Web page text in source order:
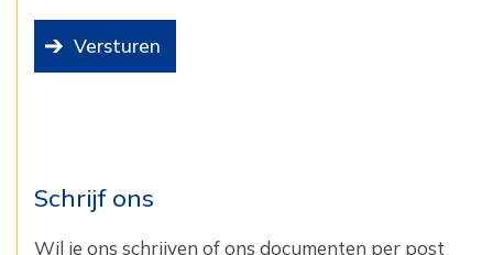
Schrijf ons
Wil je ons schrijven of ons documenten per post